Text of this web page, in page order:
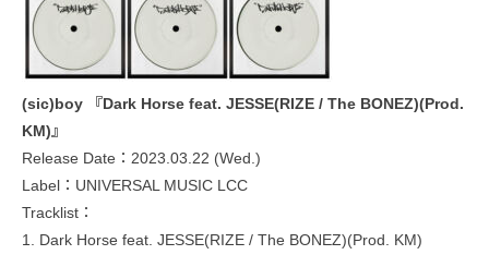
(sic)boy 『Dark Horse feat. JESSE(RIZE / The BONEZ)(Prod.
KM)』
Release Date：2023.03.22 (Wed.)
Label：UNIVERSAL MUSIC LCC
Tracklist：
1. Dark Horse feat. JESSE(RIZE / The BONEZ)(Prod. KM)